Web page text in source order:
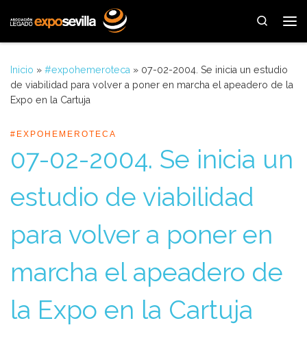
Saltar al contenido
Search
Inicio » #expohemeroteca » 07-02-2004. Se inicia un estudio
de viabilidad para volver a poner en marcha el apeadero de la
Expo en la Cartuja
#EXPOHEMEROTECA
07-02-2004. Se inicia un
estudio de viabilidad
para volver a poner en
marcha el apeadero de
la Expo en la Cartuja